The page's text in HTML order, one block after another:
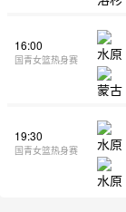
16:00
国青女篮热身赛
19:30
国青女篮热身赛